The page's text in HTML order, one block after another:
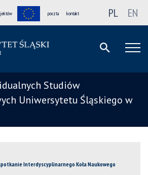
poczta kontakt PL EN
Studiów
Uniwersytetu Śląskiego w
Interdyscyplinarnego Koła Naukowego